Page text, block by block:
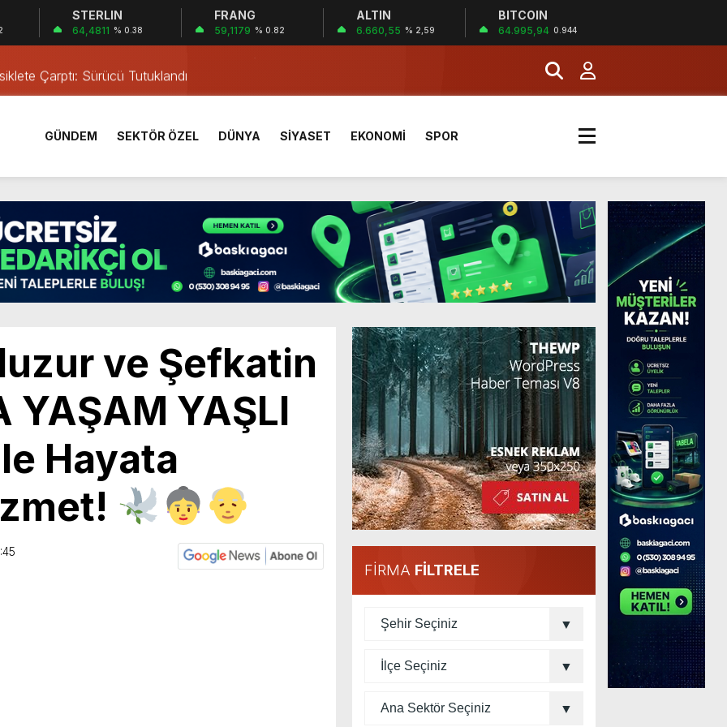
STERLIN
64,4811 % 0.38
FRANG
59,1179 % 0.82
ALTIN
6.660,55 % 2,59
BITCOIN
64.995,94 0.944
Gerçekleşti
Neoscience Olimpiyatları’nda Çifte Gümüş Madalya
Çarptı: Sürücü Tutuklandı
Öğrencilerinden ABD’de Tarihi Başarı: 6 Öğrenci 14 Madalya Kazandı
desteği hesaplara yatırıldı
Bulundu
Yaşındaki M.A.D. Yaşadıklarını Anlattı
İçinde Darp
Gerçekleşti
Neoscience Olimpiyatları’nda Çifte Gümüş Madalya
GÜNDEM SEKTÖR ÖZEL DÜNYA SİYASET EKONOMİ SPOR
ve Şefkatin
YAŞAM YAŞLI
Hayata
FİRMA FİLTRELE